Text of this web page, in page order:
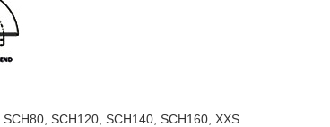
SCH120, SCH140, SCH160, XXS